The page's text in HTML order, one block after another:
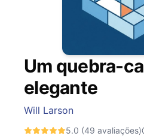
Um quebra-
elegante
Will Larson
5.0 (49 avaliações)